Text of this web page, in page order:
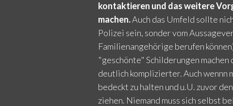
kontaktieren und das weitere
machen.Auch das Umfeld sollte
Polizei sein, sonder vom
Familienangehörige berufen
"geschönte" Schilderungen
deutlich komplizierter. Auch wennn
bedeckt zu halten und u.U. zuvor
ziehen. Niemand muss sich selbst